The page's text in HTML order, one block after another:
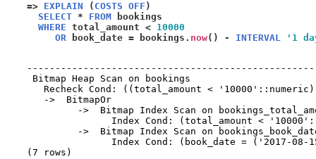
=> EXPLAIN ( COSTS OFF )
SELECT * FROM bookings
WHERE total_amount < 10000
OR book_date = bookings. now() - INTERVAL
'1
Bitmap Heap Scan on bookings
Recheck Cond: ((total_amount <
   ->  BitmapOr
->  Bitmap Index Scan on
Index Cond: (total_amount <
->  Bitmap Index Scan on
Index Cond: (book_date = ('2017-
(7 rows)